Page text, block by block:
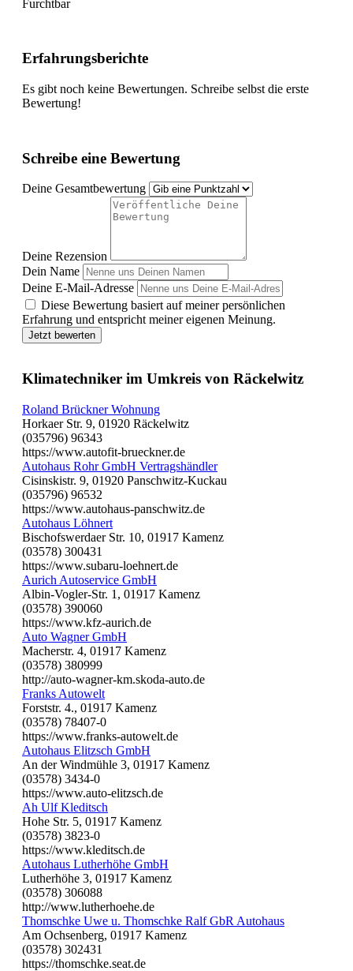
Furchtbar
Erfahrungsberichte
Es gibt noch keine Bewertungen. Schreibe selbst die erste
Bewertung!
Schreibe eine Bewertung
Deine Gesamtbewertung
Deine Rezension
Dein Name
Deine E-Mail-Adresse
Diese Bewertung basiert auf meiner persönlichen
Erfahrung und entspricht meiner eigenen Meinung.
Jetzt bewerten
Klimatechniker im Umkreis von Räckelwitz
Roland Brückner Wohnung
Horkaer Str. 9, 01920 Räckelwitz
(035796) 96343
https://www.autofit-brueckner.de
Autohaus Rohr GmbH Vertragshändler
Cisinskistr. 9, 01920 Panschwitz-Kuckau
(035796) 96532
https://www.autohaus-panschwitz.de
Autohaus Löhnert
Bischofswerdaer Str. 10, 01917 Kamenz
(03578) 300431
https://www.subaru-loehnert.de
Aurich Autoservice GmbH
Albin-Vogler-Str. 1, 01917 Kamenz
(03578) 390060
https://www.kfz-aurich.de
Auto Wagner GmbH
Macherstr. 4, 01917 Kamenz
(03578) 380999
http://auto-wagner-km.skoda-auto.de
Franks Autowelt
Forststr. 4., 01917 Kamenz
(03578) 78407-0
https://www.franks-autowelt.de
Autohaus Elitzsch GmbH
An der Windmühle 3, 01917 Kamenz
(03578) 3434-0
https://www.auto-elitzsch.de
Ah Ulf Kleditsch
Hohe Str. 5, 01917 Kamenz
(03578) 3823-0
https://www.kleditsch.de
Autohaus Lutherhöhe GmbH
Lutherhöhe 3, 01917 Kamenz
(03578) 306088
http://www.lutherhoehe.de
Thomschke Uwe u. Thomschke Ralf GbR Autohaus
Am Ochsenberg, 01917 Kamenz
(03578) 302431
https://thomschke.seat.de